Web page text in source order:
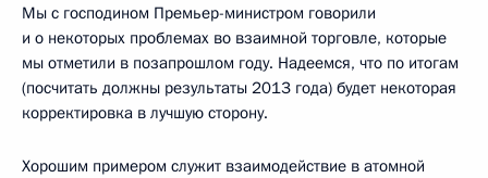
Мы с господином Премьер-министром говорили
и о некоторых проблемах во взаимной торговле, которые
мы отметили в позапрошлом году. Надеемся, что по итогам
(посчитать должны результаты 2013 года) будет некоторая
корректировка в лучшую сторону.
Хорошим примером служит взаимодействие в атомной